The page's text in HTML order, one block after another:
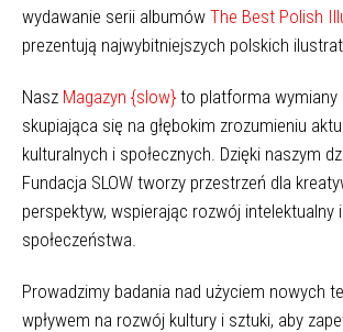
wydawanie serii albumów The Best Polish
prezentują najwybitniejszych polskich
Nasz Magazyn {slow} to platforma wymiany
skupiająca się na głębokim zrozumieniu
kulturalnych i społecznych. Dzięki naszym
Fundacja SLOW tworzy przestrzeń dla
perspektyw, wspierając rozwój intelektualny
społeczeństwa.
Prowadzimy badania nad użyciem nowych
wpływem na rozwój kultury i sztuki, aby